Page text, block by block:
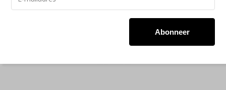
Abonneer